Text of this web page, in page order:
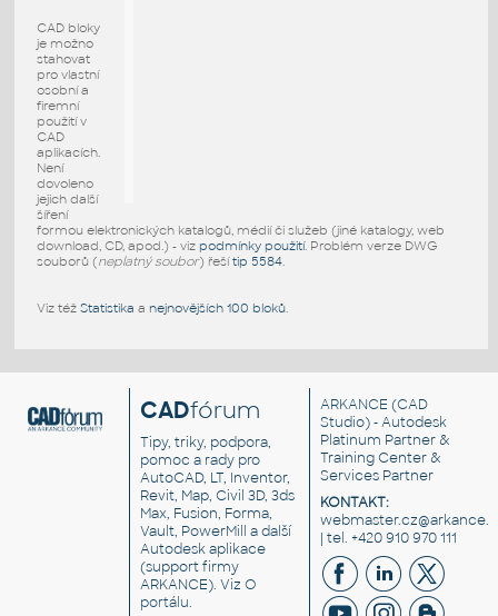
CAD bloky
je možno
stahovat
pro vlastní
osobní a
firemní
použití v
CAD
aplikacích.
Není
dovoleno
jejich další
šíření
formou elektronických katalogů, médií či služeb (jiné katalogy, web
download, CD, apod.) - viz podmínky použití. Problém verze DWG
souborů (neplatný soubor) řešítip 5584.
Viz též Statistika a nejnovějších 100 bloků.
CADfórum
Tipy, triky, podpora,
pomoc a rady pro
AutoCAD, LT, Inventor,
Revit, Map, Civil 3D, 3ds
Max, Fusion, Forma,
Vault, PowerMill a další
Autodesk aplikace
(support firmy
ARKANCE). VizO
portálu.
ARKANCE (CAD
Studio) - Autodesk
Platinum Partner &
Training Center &
Services Partner
KONTAKT:
| tel. +420 910 970 111